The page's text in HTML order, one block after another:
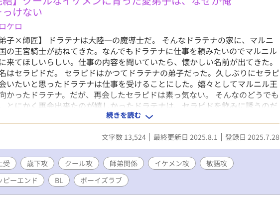
っけない
ケロ
弟子×師匠】 ドラテナは大陸一の魔導士だ。 そんなドラテナの家に、マルニ
の王宮騎士が訪ねてきた。なんでもドラテナに仕事を頼みたいのでマルニル
来てほしいらしい。仕事の内容を聞いていたら、懐かしい名前が出てきた。
はセラピドだ。 セラピドはかつてドラテナの弟子だった。久しぶりにセラピ
いたいと思ったドラテナは仕事を受けることにした。嬉々としてマルニル王
かったドラテナ。だが、再会したセラピドは素っ気ない。 そんなのどうでも
とにかく再会出来たのが嬉しかったドラテナは、セラピドを飲みに誘うのだ
。 ※ムーンライトノベルズ様でも投稿しています。 宜しくお願いします。
続きを読む
文字数 13,524 最終更新日 2025.8.1 登録日 2025.7.28
受 歳下攻 クール攻 師弟関係 イケメン攻
敬語攻
ピーエンド
BL ボーイズラブ